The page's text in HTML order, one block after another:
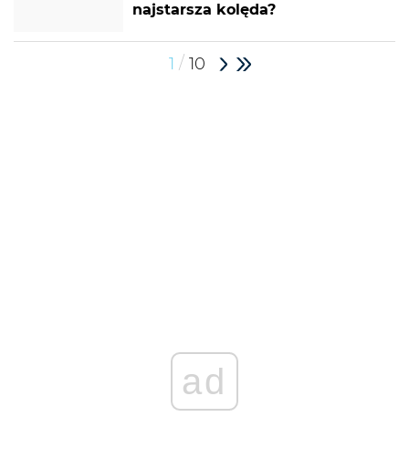
najstarsza kolęda?
1 / 10
ad